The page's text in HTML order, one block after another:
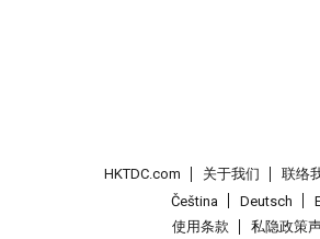
HKTDC.com 关于我们 联络
Čeština
Deutsch
使用条款
私隐政策